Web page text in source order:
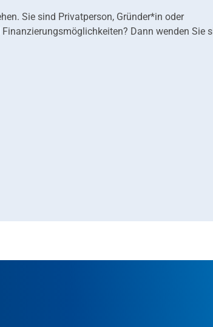
Sie sind Privatperson, Gründer*in oder
Dann wenden Sie